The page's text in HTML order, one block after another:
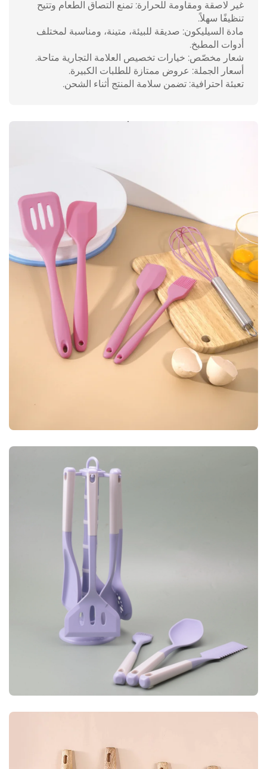
غير لاصقة ومقاومة للحرارة: تمنع التصاق الطعام وتتيح
تنظيفًا سهلاً.
مادة السيليكون: صديقة للبيئة، متينة، ومناسبة لمختلف
أدوات المطبخ.
شعار مخصّص: خيارات تخصيص العلامة التجارية متاحة.
أسعار الجملة: عروض ممتازة للطلبات الكبيرة.
تعبئة احترافية: تضمن سلامة المنتج أثناء الشحن.